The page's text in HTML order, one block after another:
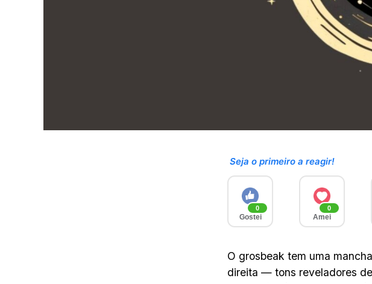
Seja o primeiro a reagir!
0
Gostei
0
Amei
O grosbeak tem uma
direita — tons reveladores